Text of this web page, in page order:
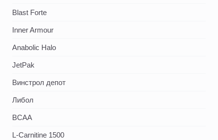
Blast Forte
Inner Armour
Anabolic Halo
JetPak
Винстрол депот
Либол
BCAA
L-Carnitine 1500